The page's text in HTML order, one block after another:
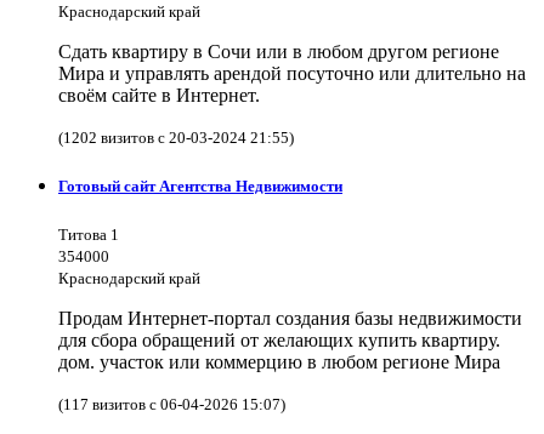
Краснодарский край
Сдать квартиру в Сочи или в любом другом регионе
Мира и управлять арендой посуточно или длительно на
своём сайте в Интернет.
(1202 визитов с 20-03-2024 21:55)
Готовый сайт Агентства Недвижимости
Титова 1
354000
Краснодарский край
Продам Интернет-портал создания базы недвижимости
для сбора обращений от желающих купить квартиру.
дом. участок или коммерцию в любом регионе Мира
(117 визитов с 06-04-2026 15:07)